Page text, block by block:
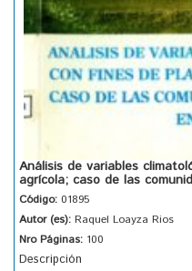
Análisis de variables
agrícola; caso de las
Código: 01895
Autor (es): Raquel Loayza Rios
Nro Páginas: 100
Descripción